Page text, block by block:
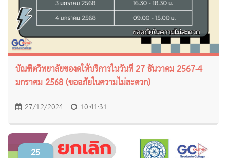
บัณฑิตวิทยาลัยของดให้บริการในวันที่ 27 ธันวาคม 2567-4
มกราคม 2568 (ขออภัยในความไม่สะดวก)
27/12/2024 10:41:31
25